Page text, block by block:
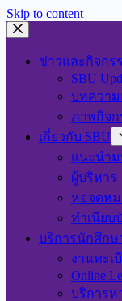
Skip to content
ข่าวและกิจกร
SBU
บทความ
ภาพกิจ
เกี่ยวกับ SBU
แนะนำ
ผู้บริหาร
หอจดหม
ทำเนีย
บริการนักศึกษ
งานทะเ
Online
บริการห